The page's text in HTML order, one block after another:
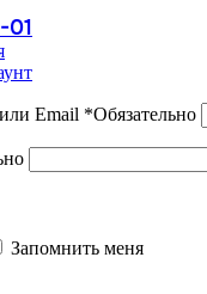
01
Email *Обязательно
Запомнить меня